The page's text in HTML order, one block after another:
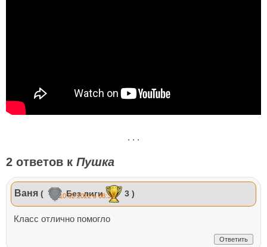
. . .
2 ответов к Пушка
Ваня ( Без лиги 3 )
10.02.2022 в 08:31
Класс отлично помогло
Ответить